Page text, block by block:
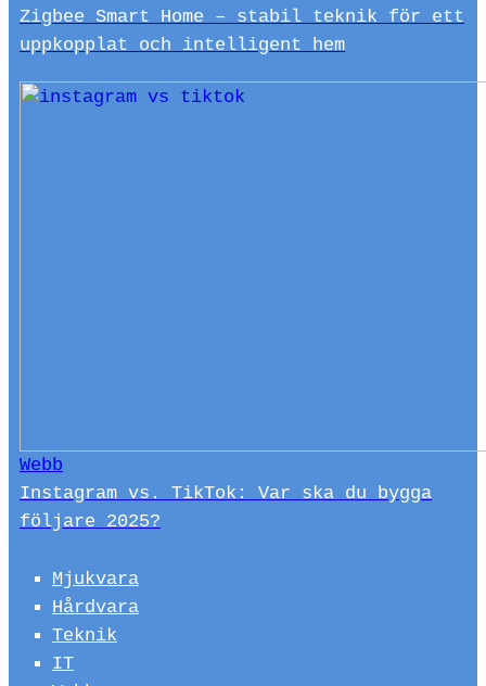
Zigbee Smart Home – stabil teknik för ett
uppkopplat och intelligent hem
Webb
Instagram vs. TikTok: Var ska du bygga
följare 2025?
Mjukvara
Hårdvara
Teknik
IT